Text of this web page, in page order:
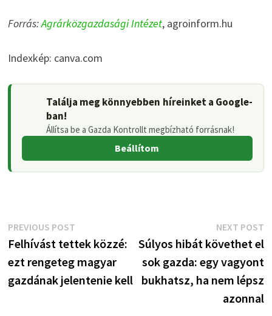
Forrás:Agrárközgazdasági Intézet, agroinform.hu
Indexkép: canva.com
Találja meg könnyebben híreinket a Google-
ban!
Állítsa be a Gazda Kontrollt megbízható forrásnak!
Beállítom
Bejegyzés
navigáció
PREVIOUS POSTPrevious
post:
Felhívást tettek közzé:
ezt rengeteg magyar
gazdának jelentenie kell
NEXT POST
Súlyos hibát követhet el
sok gazda: egy vagyont
bukhatsz, ha nem lépsz
azonnal